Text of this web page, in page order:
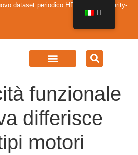
dataset periodico HDClarity (HDClarity-
funzionale
differisce
motori